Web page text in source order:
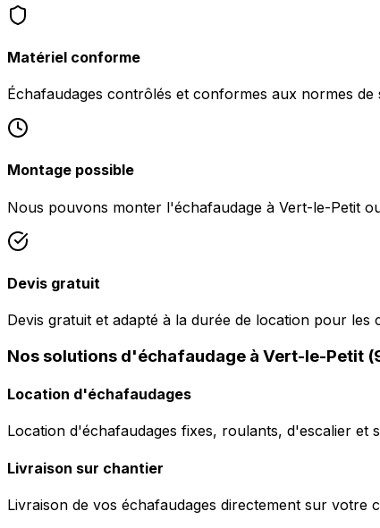
Matériel conforme
Échafaudages contrôlés et conformes aux normes de
Montage possible
Nous pouvons monter l'échafaudage à Vert-le-Petit
Devis gratuit
Devis gratuit et adapté à la durée de location pour les
Nos solutions d'échafaudage à Vert-le-Petit
Location d'échafaudages
Location d'échafaudages fixes, roulants, d'escalier
Livraison sur chantier
Livraison de vos échafaudages directement sur